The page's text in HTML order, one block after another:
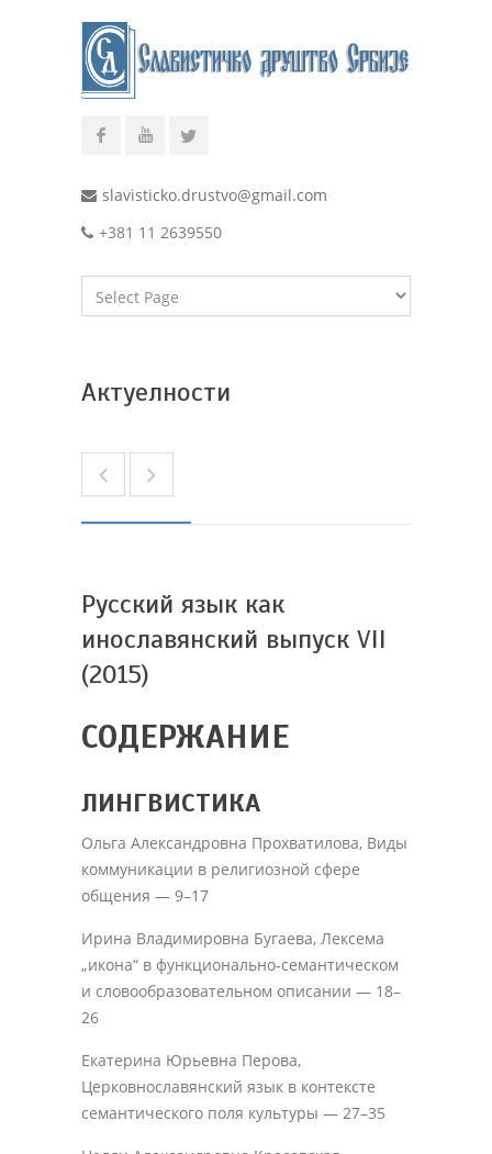
slavisticko.drustvo@gmail.com
+381 11 2639550
Актуелности
Русский язык как
инославянский выпуск VII
(2015)
СОДЕРЖАНИЕ
ЛИНГВИСТИКА
Ольга Александровна Прохватилова, Виды
коммуникации в религиозной сфере
общения — 9–17
Ирина Владимировна Бугаева, Лексема
„икона“ в функционально-семантическом
и словообразовательном описании — 18–
26
Екатерина Юрьевна Перова,
Церковнославянский язык в контексте
семантического поля культуры — 27–35